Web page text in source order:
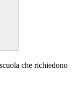
che richiedono